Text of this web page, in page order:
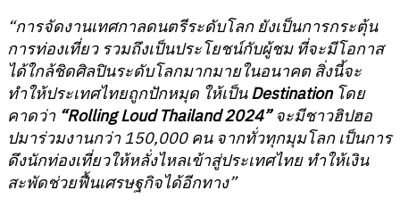
“การจัดงานเทศกาลดนตรีระดับโลก ยังเป็นการกระตุ้น
การท่องเที่ยว รวมถึงเป็นประโยชน์กับผู้ชม ที่จะมีโอกาส
ได้ใกล้ชิดศิลปินระดับโลกมากมายในอนาคต สิ่งนี้จะ
ทำให้ประเทศไทยถูกปักหมุด ให้เป็นDestinationโดย
คาดว่า “Rolling Loud Thailand 2024”จะมีชาวฮิปฮอ
ปมาร่วมงานกว่า 150,000 คน จากทั่วทุกมุมโลก เป็นการ
ดึงนักท่องเที่ยวให้หลั่งไหลเข้าสู่ประเทศไทย ทำให้เงิน
สะพัดช่วยฟื้นเศรษฐกิจได้อีกทาง”